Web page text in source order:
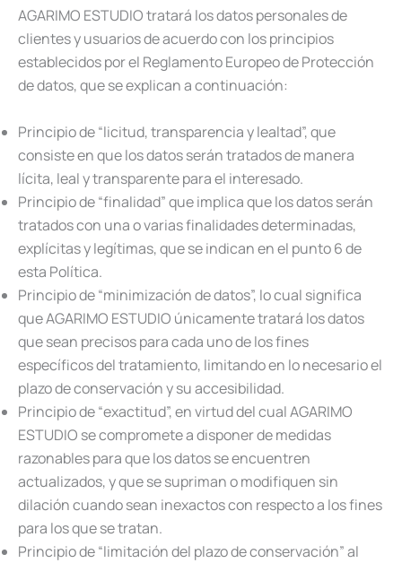
AGARIMO ESTUDIO tratará los datos personales de
clientes y usuarios de acuerdo con los principios
establecidos por el Reglamento Europeo de Protección
de datos, que se explican a continuación:
Principio de “licitud, transparencia y lealtad”, que
consiste en que los datos serán tratados de manera
lícita, leal y transparente para el interesado.
Principio de “finalidad” que implica que los datos serán
tratados con una o varias finalidades determinadas,
explícitas y legítimas, que se indican en el punto 6 de
esta Política.
Principio de “minimización de datos”, lo cual significa
que AGARIMO ESTUDIO únicamente tratará los datos
que sean precisos para cada uno de los fines
específicos del tratamiento, limitando en lo necesario el
plazo de conservación y su accesibilidad.
Principio de “exactitud”, en virtud del cual AGARIMO
ESTUDIO se compromete a disponer de medidas
razonables para que los datos se encuentren
actualizados, y que se supriman o modifiquen sin
dilación cuando sean inexactos con respecto a los fines
para los que se tratan.
Principio de “limitación del plazo de conservación” al